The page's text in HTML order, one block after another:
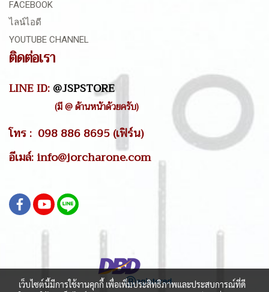
FACEBOOK
ไลน์ไอดี
YOUTUBE CHANNEL
ติดต่อเรา
LINE ID:@JSPSTORE
(มี @ ด้านหน้าด้วยครับ)
โทร : 098 886 8695 (เฟิร์น)
อีเมล์: info@jorcharone.com
เว็บไซต์นี้มีการใช้งานคุกกี้ เพื่อเพิ่มประสิทธิภาพและประสบการณ์ที่ดี